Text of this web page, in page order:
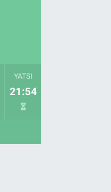
YATSI
21:54